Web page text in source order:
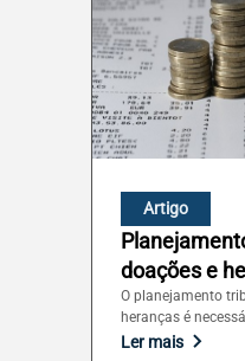
Artigo
doações e
O planejamento
heranças é
Ler mais